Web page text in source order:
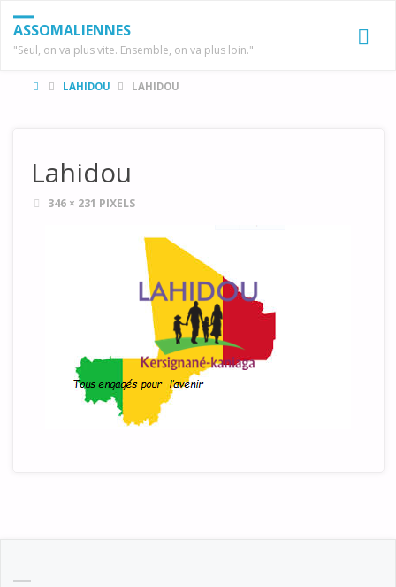
ASSOMALIENNES
"Seul, on va plus vite. Ensemble, on va plus loin."
HOMELAHIDOU LAHIDOU
Lahidou
FULL346 × 231 PIXELS